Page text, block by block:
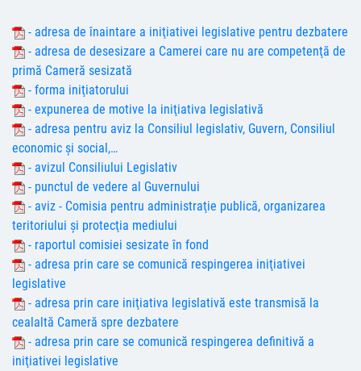
- adresa de înaintare a iniţiativei legislative pentru dezbatere
- adresa de desesizare a Camerei care nu are competenţă de
primă Cameră sesizată
- forma iniţiatorului
- expunerea de motive la iniţiativa legislativă
- adresa pentru aviz la Consiliul legislativ, Guvern, Consiliul
economic şi social,…
- avizul Consiliului Legislativ
- punctul de vedere al Guvernului
- aviz - Comisia pentru administraţie publică, organizarea
teritoriului şi protecţia mediului
- raportul comisiei sesizate în fond
- adresa prin care se comunică respingerea iniţiativei
legislative
- adresa prin care iniţiativa legislativă este transmisă la
cealaltă Cameră spre dezbatere
- adresa prin care se comunică respingerea definitivă a
iniţiativei legislative